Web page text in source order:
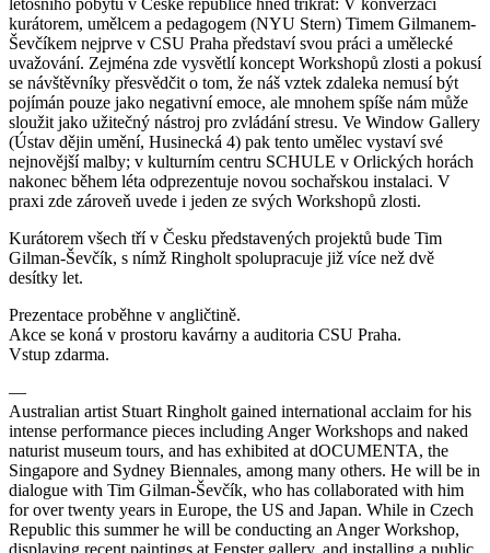
kurátorem, umělcem a pedagogem (NYU Stern) Timem Gilmanem-
Ševčíkem nejprve v CSU Praha představí svou práci a umělecké
uvažování. Zejména zde vysvětlí koncept Workshopů zlosti a pokusí
se návštěvníky přesvědčit o tom, že náš vztek zdaleka nemusí být
pojímán pouze jako negativní emoce, ale mnohem spíše nám může
sloužit jako užitečný nástroj pro zvládání stresu. Ve Window Gallery
(Ústav dějin umění, Husinecká 4) pak tento umělec vystaví své
nejnovější malby; v kulturním centru SCHULE v Orlických horách
nakonec během léta odprezentuje novou sochařskou instalaci. V
praxi zde zároveň uvede i jeden ze svých Workshopů zlosti.
Kurátorem všech tří v Česku představených projektů bude Tim
Gilman-Ševčík, s nímž Ringholt spolupracuje již více než dvě
desítky let.
Prezentace proběhne v angličtině.
Akce se koná v prostoru kavárny a auditoria CSU Praha.
Vstup zdarma.
—
Australian artist Stuart Ringholt gained international acclaim for his
intense performance pieces including Anger Workshops and naked
naturist museum tours, and has exhibited at dOCUMENTA, the
Singapore and Sydney Biennales, among many others. He will be in
dialogue with Tim Gilman-Ševčík, who has collaborated with him
for over twenty years in Europe, the US and Japan. While in Czech
Republic this summer he will be conducting an Anger Workshop,
displaying recent paintings at Fenster gallery, and installing a public